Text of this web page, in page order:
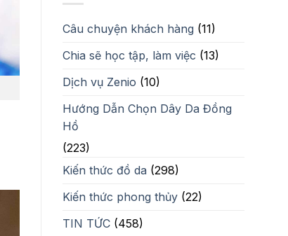
Câu chuyện khách hàng (11)
Chia sẽ học tập, làm việc (13)
Dịch vụ Zenio (10)
Hướng Dẫn Chọn Dây Da Đồng
Hồ
(223)
Kiến thức đồ da (298)
Kiến thức phong thủy (22)
TIN TỨC (458)